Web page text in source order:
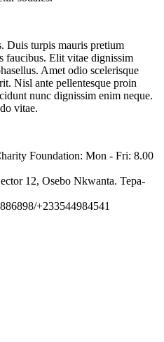
Duis turpis mauris pretium
faucibus. Elit vitae dignissim
Amet odio scelerisque
Nisl ante pellentesque proin
nunc dignissim enim neque.
vitae.
Foundation: Mon - Fri: 8.00
12, Osebo Nkwanta. Tepa-
+233544984541